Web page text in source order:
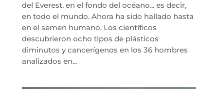
del Everest, en el fondo del océano... es decir,
en todo el mundo. Ahora ha sido hallado hasta
en el semen humano. Los científicos
descubrieron ocho tipos de plásticos
diminutos y cancerígenos en los 36 hombres
analizados en...